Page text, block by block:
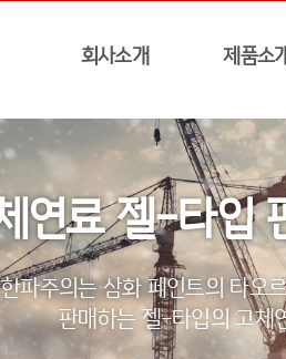
회사소개 제품소
연료 젤-타입
한파주의는 삼화 페인트의 타오
판매하는 젤-타입의 고체